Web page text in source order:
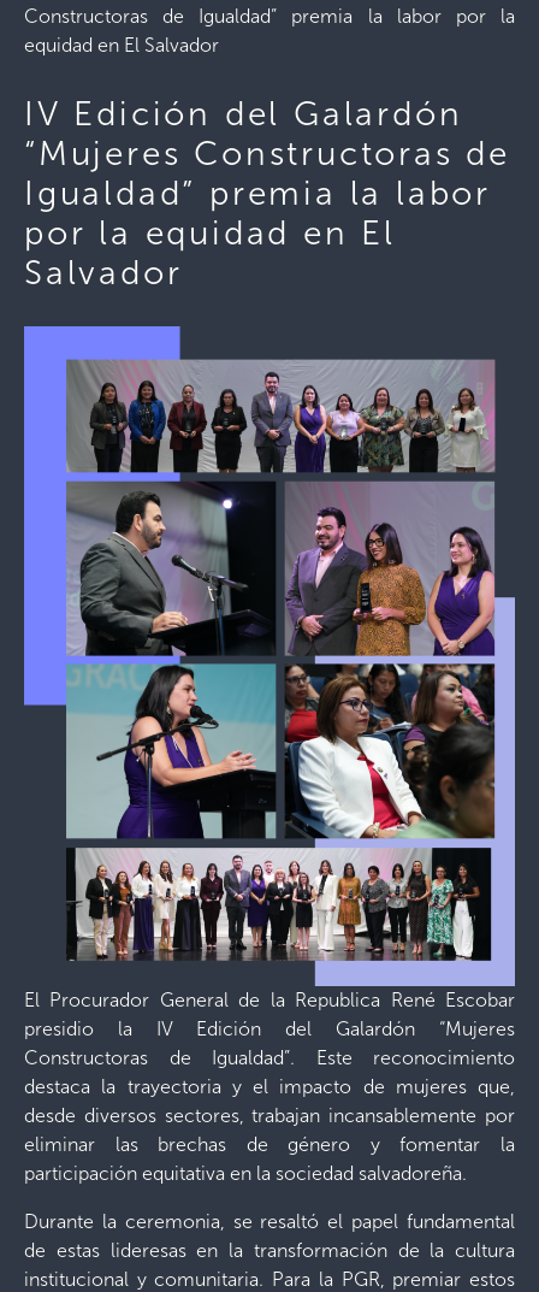
Constructoras de Igualdad” premia la labor por la
equidad en El Salvador
​IV Edición del Galardón
“Mujeres Constructoras de
Igualdad” premia la labor
por la equidad en El
Salvador
El Procurador General de la Republica René Escobar
presidio la IV Edición del Galardón “Mujeres
Constructoras de Igualdad”. Este reconocimiento
destaca la trayectoria y el impacto de mujeres que,
desde diversos sectores, trabajan incansablemente por
eliminar las brechas de género y fomentar la
participación equitativa en la sociedad salvadoreña.
​Durante la ceremonia, se resaltó el papel fundamental
de estas lideresas en la transformación de la cultura
institucional y comunitaria. Para la PGR, premiar estos